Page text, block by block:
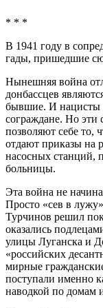
* * *
В 1941 году в
гады, пришедшие
Нынешняя война
донбассцев
бывшие. И
сограждане. Но эти
позволяют себе то,
отдают приказы на
насосных станций,
больницы.
Эта война не
Просто «сев в
Турчинов решил
оказались
улицы Луганска и
«российских
мирные
поступали именно
наводкой по домам